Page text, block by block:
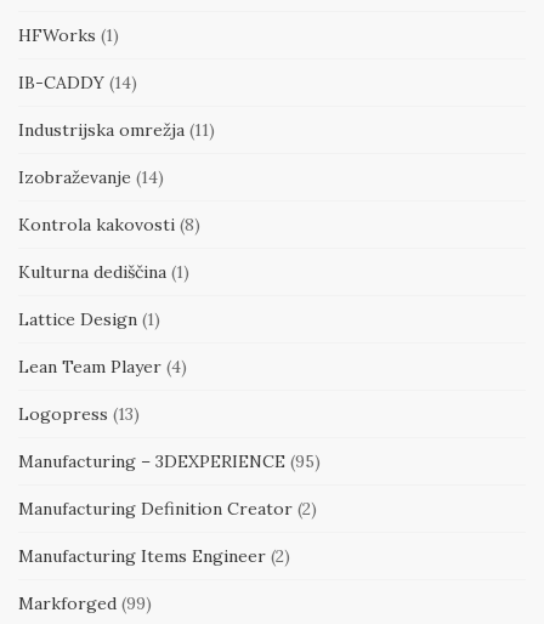
HFWorks (1)
IB-CADDY (14)
Industrijska omrežja (11)
Izobraževanje (14)
Kontrola kakovosti (8)
Kulturna dediščina (1)
Lattice Design (1)
Lean Team Player (4)
Logopress (13)
Manufacturing – 3DEXPERIENCE (95)
Manufacturing Definition Creator (2)
Manufacturing Items Engineer (2)
Markforged (99)